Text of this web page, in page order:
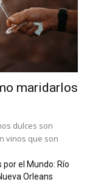
maridarlos
dulces son
vinos que son
por el Mundo: Río
Orleans